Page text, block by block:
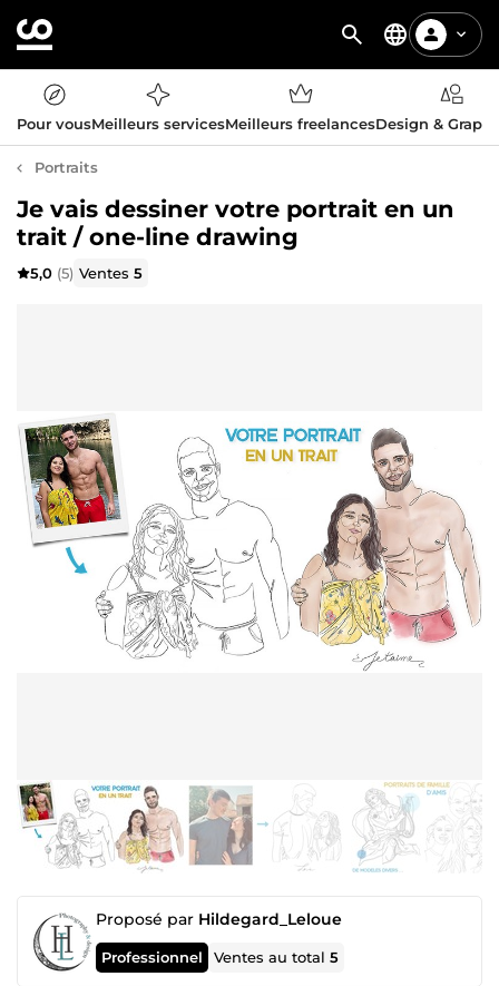
Pour vousMeilleurs servicesMeilleurs freelancesDesign &
Portraits
Je vais dessiner votre portrait en un
trait / one-line drawing
5,0 (5) Ventes5
Proposé par Hildegard_Leloue
Professionnel Ventes au total5